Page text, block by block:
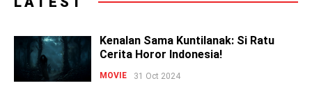
Kenalan Sama Kuntilanak: Si Ratu
Cerita Horor Indonesia!
MOVIE 31 Oct 2024